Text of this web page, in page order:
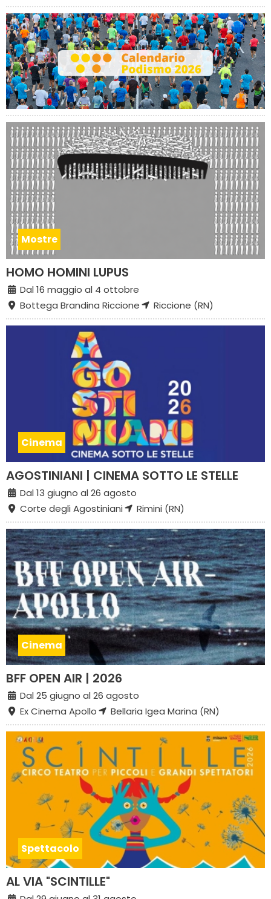
Mostre
HOMO HOMINI LUPUS
Dal 16 maggio al 4 ottobre
Bottega Brandina Riccione
Riccione (RN)
Cinema
AGOSTINIANI | CINEMA SOTTO LE STELLE
Dal 13 giugno al 26 agosto
Corte degli Agostiniani
Rimini (RN)
Cinema
BFF OPEN AIR | 2026
Dal 25 giugno al 26 agosto
Ex Cinema Apollo
Bellaria Igea Marina (RN)
Spettacolo
AL VIA "SCINTILLE"